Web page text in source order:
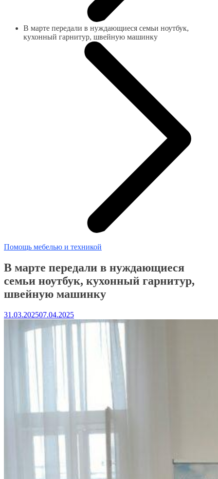
В марте передали в нуждающиеся семьи ноутбук,
кухонный гарнитур, швейную машинку
Помощь мебелью и техникой
В марте передали в нуждающиеся
семьи ноутбук, кухонный гарнитур,
швейную машинку
31.03.202507.04.2025